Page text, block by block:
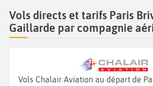
Vols directs et tarifs Paris
Gaillarde par compagnie
Vols Chalair Aviation au départ de